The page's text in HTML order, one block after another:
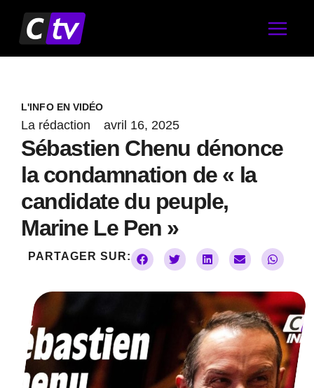
contenu
L'INFO EN VIDÉO
La rédaction avril 16, 2025
Sébastien Chenu dénonce
la condamnation de « la
candidate du peuple,
Marine Le Pen »
PARTAGER SUR: